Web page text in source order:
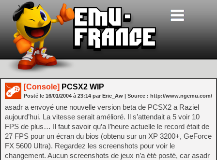
[Console] PCSX2 WIP
Posté le 16/01/2004 à 23:14 par Eric_Aw | Source : http://www.ngemu.com/
asadr a envoyé une nouvelle version beta de PCSX2 a Raziel
aujourd’hui. La vitesse serait amélioré. Il s’attendait a 5 voir 10
FPS de plus… Il faut savoir qu’a l’heure actuelle le record était de
27 FPS pour un écran du bios (obtenu sur un XP 3200+, GeForce
FX 5600 Ultra). Regardez les screenshots pour voir le
changement. Aucun screenshots de jeux n’a été posté, car asadr